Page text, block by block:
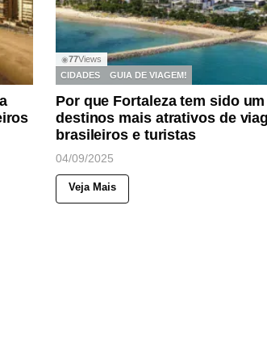
◉77Views
CIDADES
GUIA DE VIAGEM!
Por que Fortaleza tem sido
destinos mais atrativos de
brasileiros e turistas
04/09/2025
Veja Mais